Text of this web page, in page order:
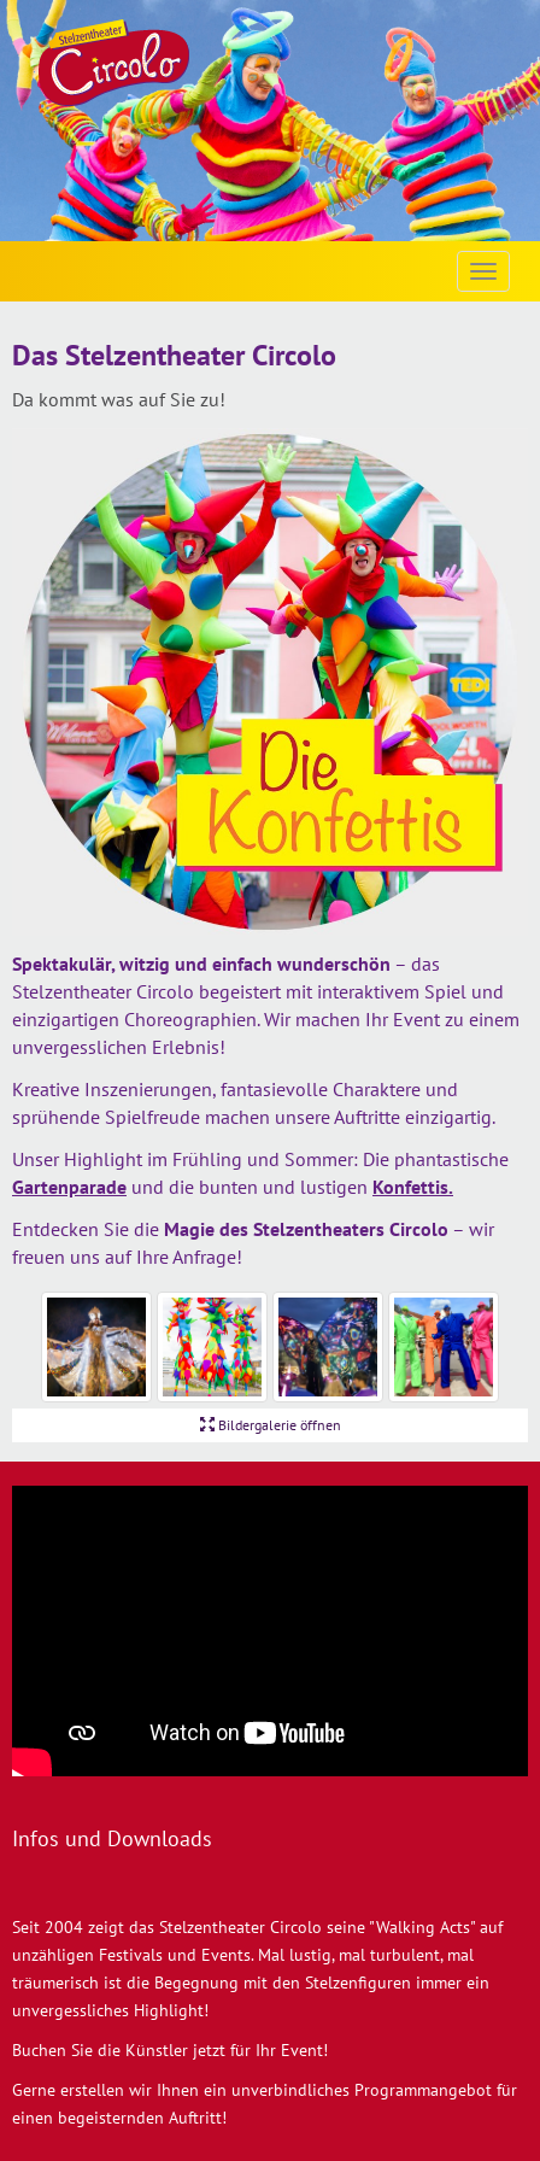
Toggle
Das Stelzentheater Circolo
Da kommt was auf Sie zu!
Spektakulär, witzig und einfach wunderschön – das
Stelzentheater Circolo begeistert mit interaktivem Spiel und
einzigartigen Choreographien. Wir machen Ihr Event zu einem
unvergesslichen Erlebnis!
Kreative Inszenierungen, fantasievolle Charaktere und
sprühende Spielfreude machen unsere Auftritte einzigartig.
Unser Highlight im Frühling und Sommer: Die phantastische
Gartenparade und die bunten und lustigen Konfettis.
Entdecken Sie die Magie des Stelzentheaters Circolo – wir
freuen uns auf Ihre Anfrage!
Bildergalerie öffnen
Infos und Downloads
Seit 2004 zeigt das Stelzentheater Circolo seine "Walking Acts" auf
unzähligen Festivals und Events. Mal lustig, mal turbulent, mal
träumerisch ist die Begegnung mit den Stelzenfiguren immer ein
unvergessliches Highlight!
Buchen Sie die Künstler jetzt für Ihr Event!
Gerne erstellen wir Ihnen ein unverbindliches Programmangebot für
einen begeisternden Auftritt!